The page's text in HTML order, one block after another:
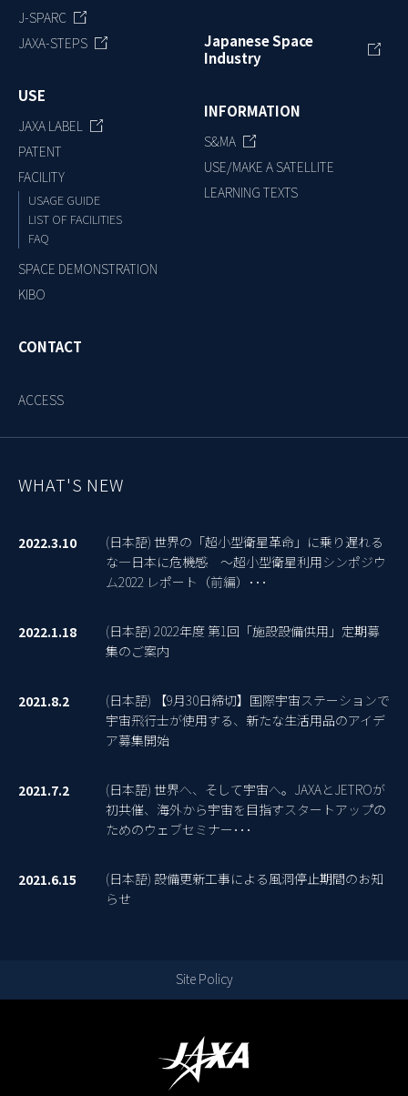
J-SPARC
JAXA-STEPS
USE
JAXA LABEL
PATENT
FACILITY
USAGE GUIDE
LIST OF FACILITIES
FAQ
SPACE DEMONSTRATION
KIBO
Japanese Space
Industry
INFORMATION
S&MA
USE/MAKE A SATELLITE
LEARNING TEXTS
CONTACT
ACCESS
WHAT'S NEW
2022.3.10
(日本語) 世界の「超小型衛星革命」に乗り遅れる
な―日本に危機感 ～超小型衛星利用シンポジウ
ム2022 レポート（前編）･･･
2022.1.18
(日本語) 2022年度 第1回「施設設備供用」定期募
集のご案内
2021.8.2
(日本語) 【9月30日締切】国際宇宙ステーションで
宇宙飛行士が使用する、新たな生活用品のアイデ
ア募集開始
2021.7.2
(日本語) 世界へ、そして宇宙へ。JAXAとJETROが
初共催、海外から宇宙を目指すスタートアップの
ためのウェブセミナー･･･
2021.6.15
(日本語) 設備更新工事による風洞停止期間のお知
らせ
Site Policy